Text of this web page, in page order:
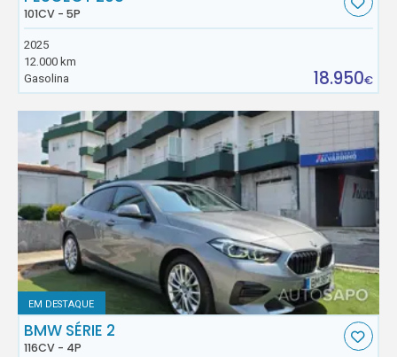
101CV - 5P
2025
12.000 km
Gasolina
18.950€
EM DESTAQUE
BMW SÉRIE 2
116CV - 4P